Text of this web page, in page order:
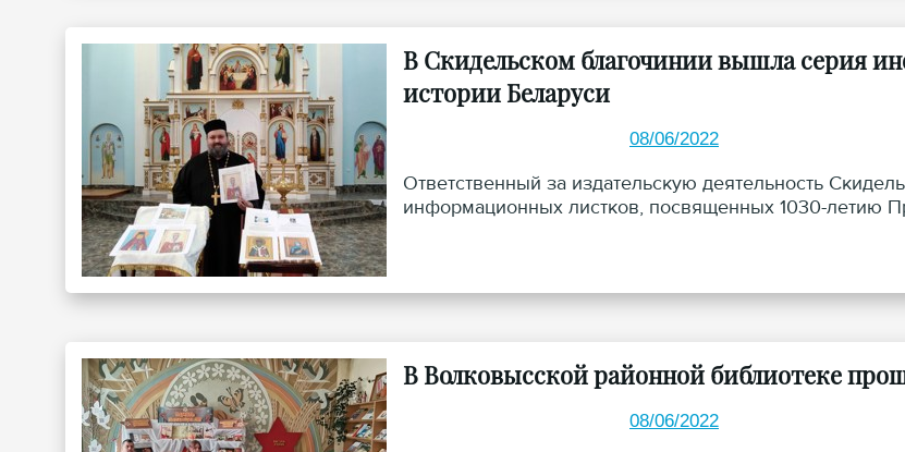
В Скидельском благочинии вышла серия
истории Беларуси
08/06/2022
Ответственный за издательскую деятельность
информационных листков, посвященных 1030-летию
В Волковысской районной библиотеке
08/06/2022